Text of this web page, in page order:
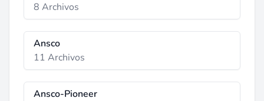
8 Archivos
Ansco
11 Archivos
Ansco-Pioneer